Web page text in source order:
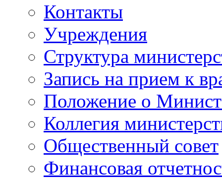
Контакты
Учреждения
Структура
Запись на прием к
Положение о
Коллегия
Общественный совет
Финансовая